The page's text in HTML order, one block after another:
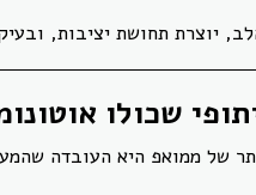
יוצרת תחושת יציבות,
שכולו
של ממואפ היא העובדה